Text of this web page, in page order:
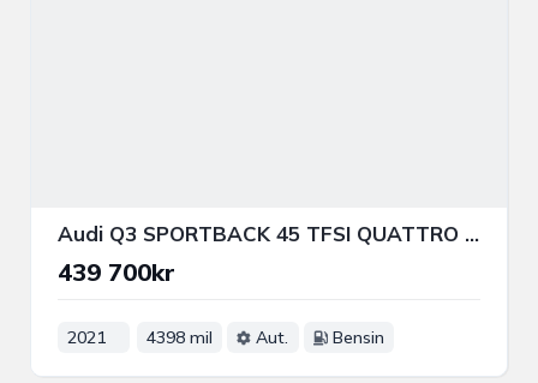
Audi Q3 SPORTBACK 45 TFSI QUATTRO 245HK S-LINE PVÄRM B&O B-KAM
439 700kr
2021 4398 mil Aut. Bensin